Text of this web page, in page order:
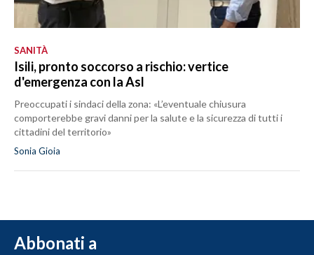
SANITÀ
Isili, pronto soccorso a rischio: vertice
d'emergenza con la Asl
Preoccupati i sindaci della zona: «L’eventuale chiusura
comporterebbe gravi danni per la salute e la sicurezza di tutti i
cittadini del territorio»
Sonia Gioia
Abbonati a